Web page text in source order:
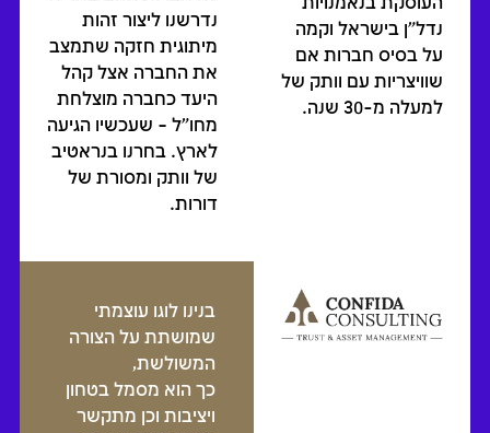
נדל"ן בישראל וקמה
על בסיס חברות אם
שוויצריות עם וותק של
למעלה מ-30 שנה.
נדרשנו ליצור זהות
מיתוגית חזקה שתמצב
את החברה אצל קהל
היעד כחברה מוצלחת
מחו"ל – שעכשיו הגיעה
לארץ. בחרנו בנראטיב
של וותק ומסורת של
דורות.
בנינו לוגו עוצמתי
שמושתת על הצורה
המשולשת,
כך הוא מסמל בטחון
ויציבות וכן מתקשר